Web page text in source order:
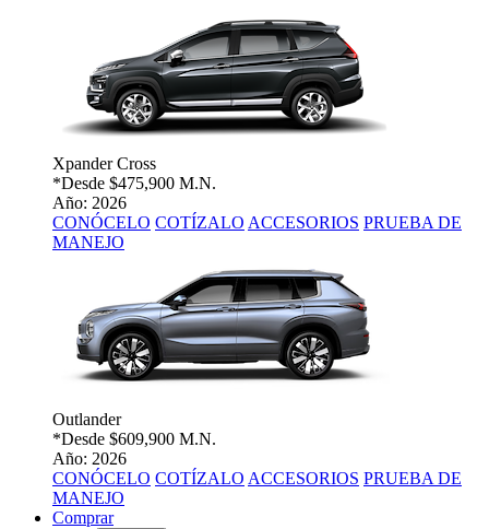
Xpander Cross
*Desde $475,900 M.N.
Año: 2026
CONÓCELO COTÍZALO ACCESORIOS PRUEBA DE
MANEJO
Outlander
*Desde $609,900 M.N.
Año: 2026
CONÓCELO COTÍZALO ACCESORIOS PRUEBA DE
MANEJO
Comprar